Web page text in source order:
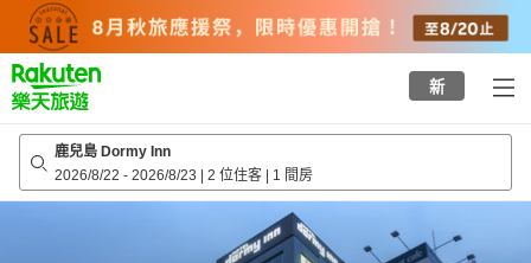
top
page
新
鹿兒島 Dormy Inn
2026/8/22 - 2026/8/23 | 2 位住客 | 1 間房